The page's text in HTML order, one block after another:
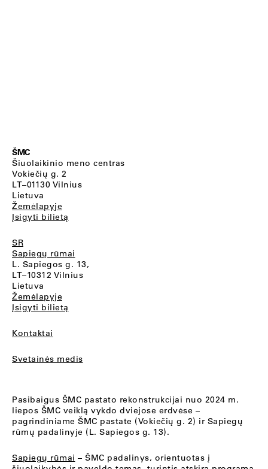
ŠMC
Šiuolaikinio meno centras
Vokiečių g. 2
LT–01130 Vilnius
Lietuva
Žemėlapyje
Įsigyti bilietą
SR
Sapiegų rūmai
L. Sapiegos g. 13,
LT–10312 Vilnius
Lietuva
Žemėlapyje
Įsigyti bilietą
Kontaktai
Svetainės medis
Pasibaigus ŠMC pastato rekonstrukcijai nuo 2024 m.
liepos ŠMC veiklą vykdo dviejose erdvėse –
pagrindiniame ŠMC pastate (Vokiečių g. 2) ir Sapiegų
rūmų padalinyje (L. Sapiegos g. 13).
Sapiegų rūmai – ŠMC padalinys, orientuotas į